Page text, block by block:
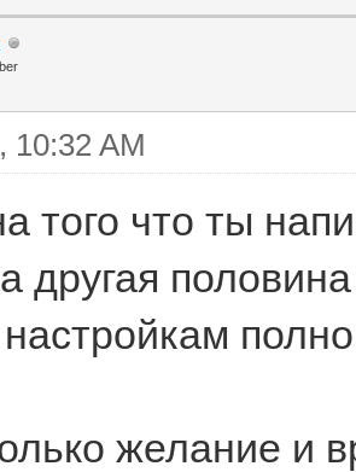
10:32 AM
того что ты
другая
желание и